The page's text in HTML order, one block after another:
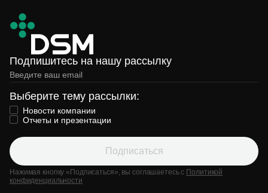
Подпишитесь на нашу рассылку
Выберите тему рассылки:
Новости компании
Отчеты и презентации
Подписаться
Нажимая кнопку «Подписаться», вы соглашаетесь с Политикой
конфиденциальности